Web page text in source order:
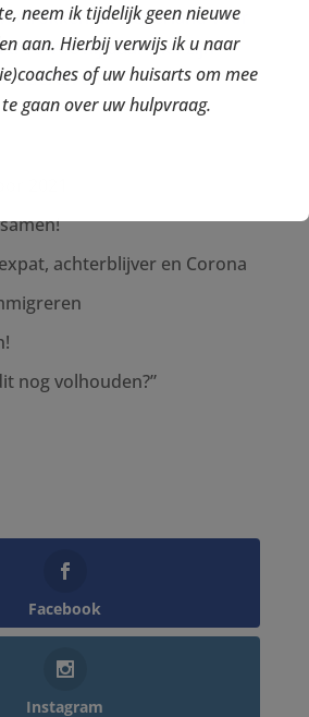
uit Nederland voor
trouwde hij daar met zijn
uit...
achterblijver en Corona
nog volhouden?”
Facebook
Instagram
neem ik tijdelijk geen nieuwe
aan. Hierbij verwijs ik u naar
of uw huisarts om mee
gaan over uw hulpvraag.